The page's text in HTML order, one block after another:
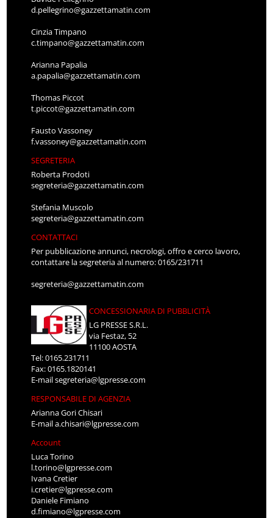
d.pellegrino@gazzettamatin.com
Cinzia Timpano
c.timpano@gazzettamatin.com
Arianna Papalia
a.papalia@gazzettamatin.com
Thomas Piccot
t.piccot@gazzettamatin.com
Fausto Vassoney
f.vassoney@gazzettamatin.com
SEGRETERIA
Roberta Prodoti
segreteria@gazzettamatin.com
Stefania Muscolo
segreteria@gazzettamatin.com
CONTATTACI
Per pubblicazione annunci, necrologi, offro e cerco lavoro,
contattare la segreteria al numero: 0165/231711
segreteria@gazzettamatin.com
CONCESSIONARIA DI PUBBLICITÀ
LG PRESSE S.R.L.
via Festaz, 52
11100 AOSTA
Tel: 0165.231711
Fax: 0165.1820141
E-mailsegreteria@lgpresse.com
RESPONSABILE DI AGENZIA
Arianna Gori Chisari
E-maila.chisari@lgpresse.com
Account
Luca Torino
l.torino@lgpresse.com
Ivana Cretier
i.cretier@lgpresse.com
Daniele Fimiano
d.fimiano@lgpresse.com